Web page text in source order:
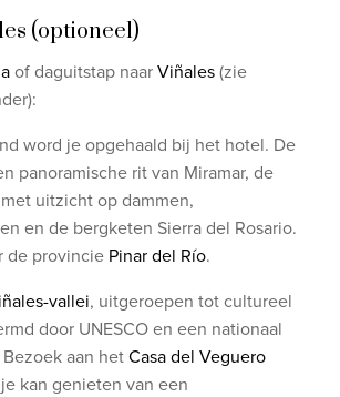
(optioneel)
of daguitstap naarViñales(zie
word je opgehaald bij het hotel. De
panoramische rit van Miramar, de
uitzicht op dammen,
en de bergketen Sierra del Rosario.
de provincie Pinar del Río.
vallei, uitgeroepen tot cultureel
door UNESCO en een nationaal
aan hetCasa del Veguero
kan genieten van een